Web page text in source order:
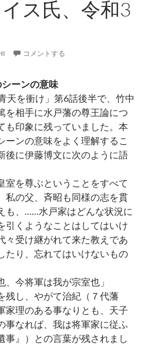
ス氏、令和3
コメントする
シーンの意味
を衝け」第6話後半で、竹中
を相手に水戸藩の尊王論につ
も印象に残っていました。本
ーンの意味をよく理解するこ
後に伊藤博文に次のように語
を尊ぶということをすべて
私の父、斉昭も同様の志を貫
も、……水戸家はどんな状況に
引くようなことはしてはいけ
々受け継がれて来た教えであ
たり、忘れてはいけないもの
今将軍は我が宗室也」
残し、やがて治紀（７代藩
家理のある事なりとも、天子
事なれば、我は将軍家に従ふ
事』）との言葉が残されまし